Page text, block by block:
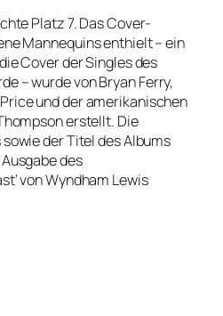
Platz 7. Das Cover-
Mannequins enthielt – ein
Cover der Singles des
– wurde von Bryan Ferry,
und der amerikanischen
erstellt. Die
der Titel des Albums
des
von Wyndham Lewis